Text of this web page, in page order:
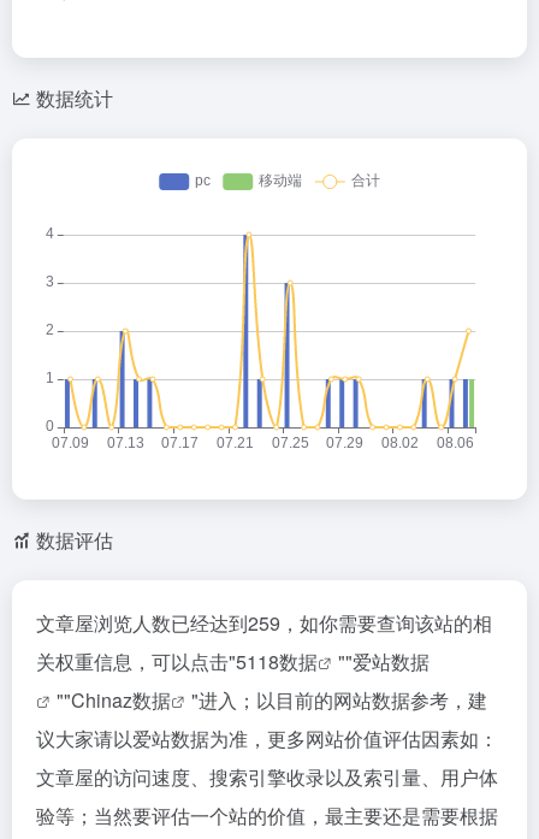
数据统计
数据评估
文章屋浏览人数已经达到259，如你需要查询该站的相
关权重信息，可以点击"5118数据 ""爱站数据
""Chinaz数据
"进入；以目前的网站数据参考，建
议大家请以爱站数据为准，更多网站价值评估因素如：
文章屋的访问速度、搜索引擎收录以及索引量、用户体
验等；当然要评估一个站的价值，最主要还是需要根据